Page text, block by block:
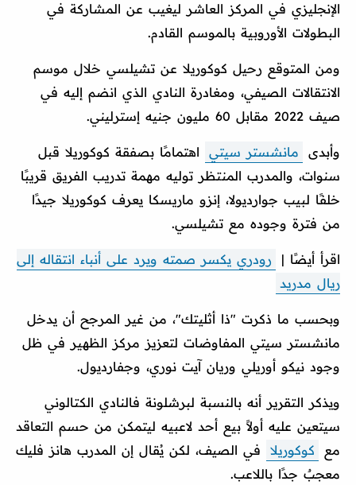
الإنجليزي في المركز العاشر ليغيب عن المشاركة في
البطولات الأوروبية بالموسم القادم.
ومن المتوقع رحيل كوكوريلا عن تشيلسي خلال موسم
الانتقالات الصيفي، ومغادرة النادي الذي انضم إليه في
صيف 2022 مقابل 60 مليون جنيه إسترليني.
وأبدى مانشستر سيتي
اهتمامًا بصفقة كوكوريلا قبل
سنوات، والمدرب المنتظر توليه مهمة تدريب الفريق قريبًا
خلفًا لبيب جوارديولا، إنزو ماريسكا يعرف كوكوريلا جيدًا
من فترة وجوده مع تشيلسي.
اقرأ أيضًا |
رودري يكسر صمته ويرد على أنباء انتقاله إلى
ريال مدريد
وبحسب ما ذكرت "ذا أثليتك"، من غير المرجح أن يدخل
مانشستر سيتي المفاوضات لتعزيز مركز الظهير في ظل
وجود نيكو أوريلي وريان آيت نوري، وجفارديول.
ويذكر التقرير أنه بالنسبة لبرشلونة فالنادي الكتالوني
سيتعين عليه أولاً بيع أحد لاعبيه ليتمكن من حسم التعاقد
مع
كوكوريلا
في الصيف، لكن يُقال إن المدرب هانز فليك
معجبٌ جدًا باللاعب.